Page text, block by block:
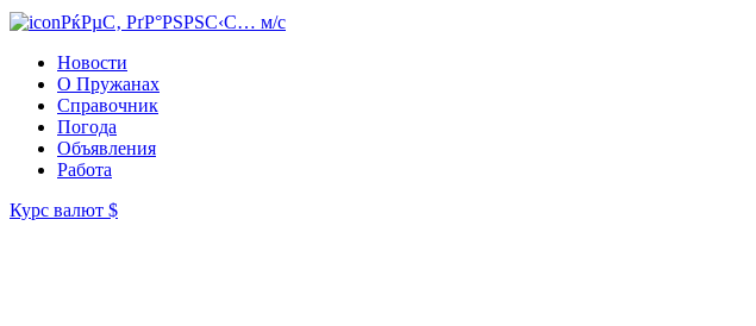
РќРµС‚ РґР°РЅРЅС‹С… м/с
Новости
О Пружанах
Справочник
Погода
Объявления
Работа
Курс валют $